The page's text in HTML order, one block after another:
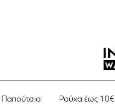
Παπούτσια Ρούχα έως 10€